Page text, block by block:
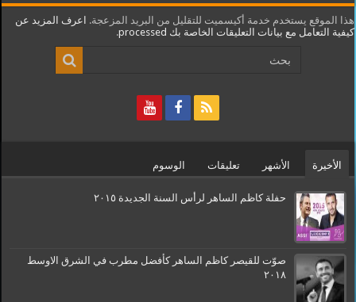
هذا الموقع يستخدم خدمة أكيسميت للتقليل من البريد المزعجة. اعرف المزيد عن
كيفية التعامل مع بيانات التعليقات الخاصة بك processed
.
الأخيرة الأشهر تعليقات الوسوم
حفلة كاظم الساهر لرأس السنة الجديدة ٢٠١٥
صوّت للقيصر كاظم الساهر كأفضل مطرب في الشرق الاوسط
٢٠١٨